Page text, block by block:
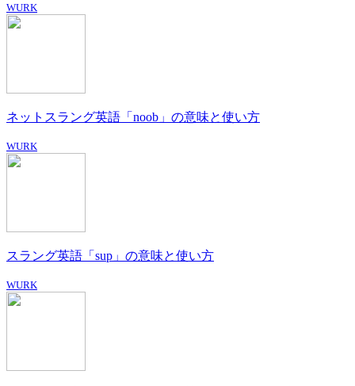
WURK
ネットスラング英語「noob」の意味と使い方
WURK
スラング英語「sup」の意味と使い方
WURK